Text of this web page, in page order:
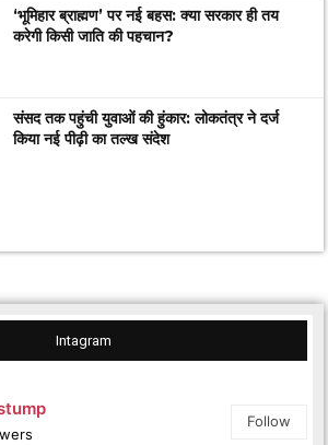
‘भूमिहार ब्राह्मण’ पर नई बहस: क्या सरकार ही तय
करेगी किसी जाति की पहचान?
संसद तक पहुंची युवाओं की हुंकार: लोकतंत्र ने दर्ज
किया नई पीढ़ी का तल्ख संदेश
Intagram
Follow